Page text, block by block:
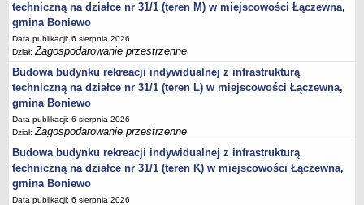
Lista osób kluczowych
Lista aktywności społecznych
Lista lokalnych liderów
Podmioty uprawnione do świadczenia usług integracji społecznej
Podmioty realizujące usługi integracji społecznej w 2009
Wykaz usług społecznych
Plan utrwalania rezultatów
FUNDUSZ WSPARCIA
MIENIE KOMUNALNE
2006
techniczną na działce nr 31/1 (teren M) w miejscowości Łączewna,
gmina Boniewo
Data publikacji: 6 sierpnia 2026
Dział:Zagospodarowanie przestrzenne
Budowa budynku rekreacji indywidualnej z infrastrukturą
techniczną na działce nr 31/1 (teren L) w miejscowości Łączewna,
gmina Boniewo
Data publikacji: 6 sierpnia 2026
Dział:Zagospodarowanie przestrzenne
Budowa budynku rekreacji indywidualnej z infrastrukturą
techniczną na działce nr 31/1 (teren K) w miejscowości Łączewna,
gmina Boniewo
Data publikacji: 6 sierpnia 2026